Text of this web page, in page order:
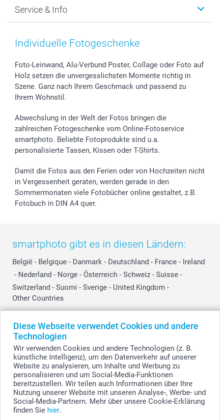
Diese Webseite verwendet Cookies und andere
Technologien
Wir verwenden Cookies und andere Technologien (z. B.
künstliche Intelligenz), um den Datenverkehr auf unserer
Website zu analysieren, um Inhalte und Werbung zu
personalisieren und um Social-Media-Funktionen
bereitzustellen. Wir teilen auch Informationen über Ihre
Nutzung unserer Website mit unseren Analyse-, Werbe- und
Social-Media-Partnern. Mehr über unsere Cookie-Erklärung
finden Sie hier.
Fotoabzüge, Fotos als Buch & Poster
Zubehör & Material
Foto-Kalender & Agenden
Sticker & Etiketten
Geschenk-Gutscheine (PDF)
Datenschutz
AGB
Presse
Partnerprogramme
Investor Relations
B2B smartbusiness
Widerrufsrecht
Neujahr
Muttertag
Kommunion & Konfirmation
Hochzeit
Geburtstag
Geburt
Zu allen Anlässen
Service & Info
Preise und Versandkosten
48h Lieferung
Zahlungsmöglichkeiten
Anmelden /Registrieren
Sitemap
Status der Bestellung
smartfriends
smartgarantie
smartbonus
Individuelle Fotogeschenke
Foto-Leinwand, Alu-Verbund Poster, Collage oder Foto auf
Holz setzen die unvergesslichsten Momente richtig in
Szene. Ganz nach Ihrem Geschmack und passend zu
Ihrem Wohnstil.
Abwechslung in der Welt der Fotos bringen die
zahlreichen Fotogeschenke vom Online-Fotoservice
smartphoto. Beliebte Fotoprodukte sind u.a.
personalisierte Tassen, Kissen oder T-Shirts.
Damit die Fotos aus den Ferien oder von Hochzeiten nicht
in Vergessenheit geraten, werden gerade in den
Sommermonaten viele Fotobücher online gestaltet, z.B.
Fotobuch in DIN A4 quer.
smartphoto gibt es in diesen Ländern:
België - Belgique - Danmark - Deutschland - France - Ireland
- Nederland - Norge - Österreich - Schweiz - Suisse -
Switzerland - Suomi - Sverige - United Kingdom -
Other Countries
© smartphoto Group. Alle Rechte vorbehalten.
Alle Preise verstehen sich in Schweizer Franken (CHF) inkl. MwSt. und zzgl.